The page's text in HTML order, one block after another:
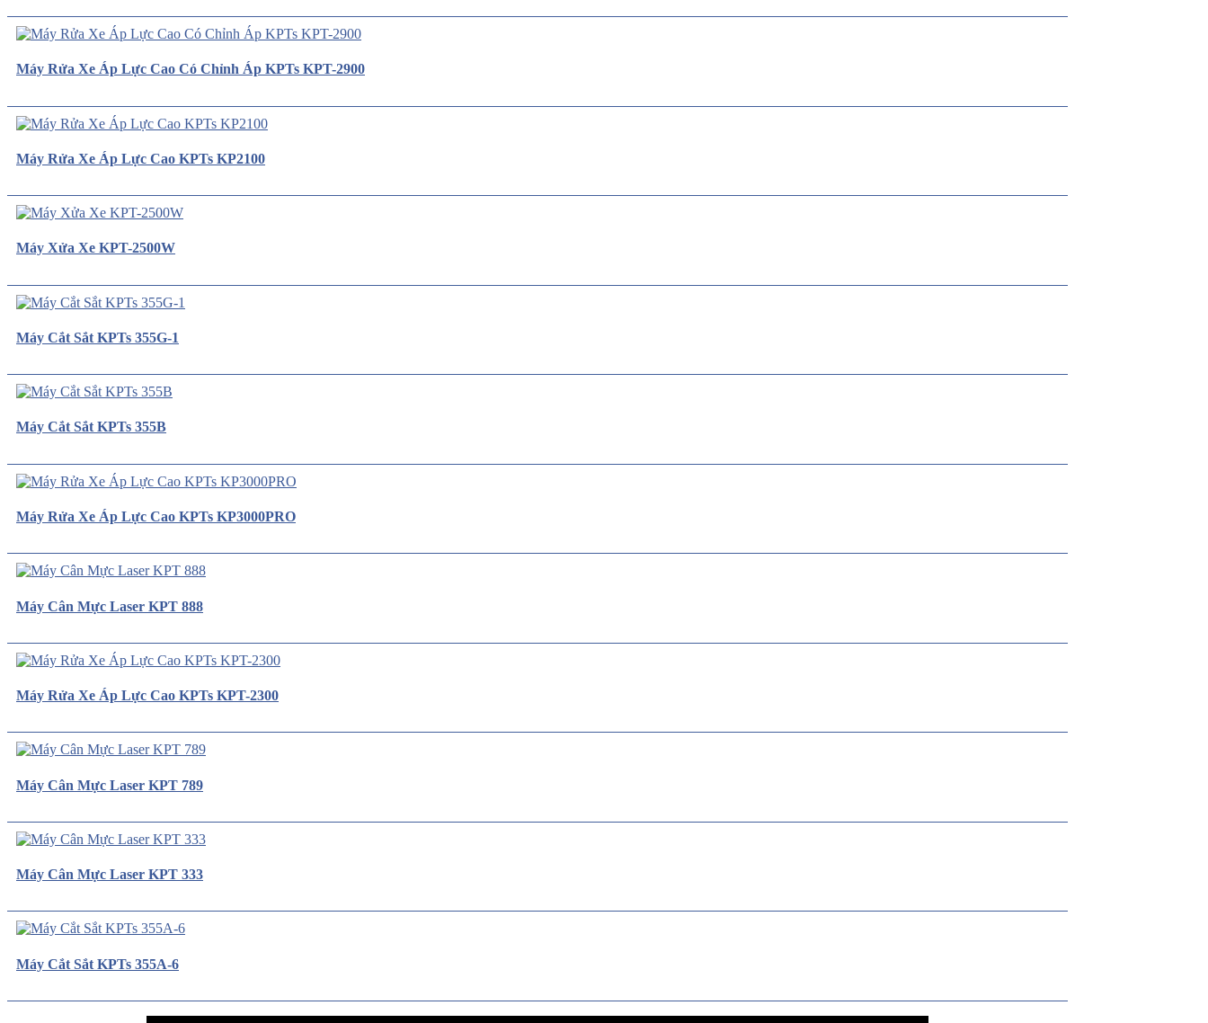
Máy Rửa Xe Áp Lực Cao Có Chỉnh Áp KPTs KPT-2900
Máy Rửa Xe Áp Lực Cao KPTs KP2100
Máy Xửa Xe KPT-2500W
Máy Cắt Sắt KPTs 355G-1
Máy Cắt Sắt KPTs 355B
Máy Rửa Xe Áp Lực Cao KPTs KP3000PRO
Máy Cân Mực Laser KPT 888
Máy Rửa Xe Áp Lực Cao KPTs KPT-2300
Máy Cân Mực Laser KPT 789
Máy Cân Mực Laser KPT 333
Máy Cắt Sắt KPTs 355A-6